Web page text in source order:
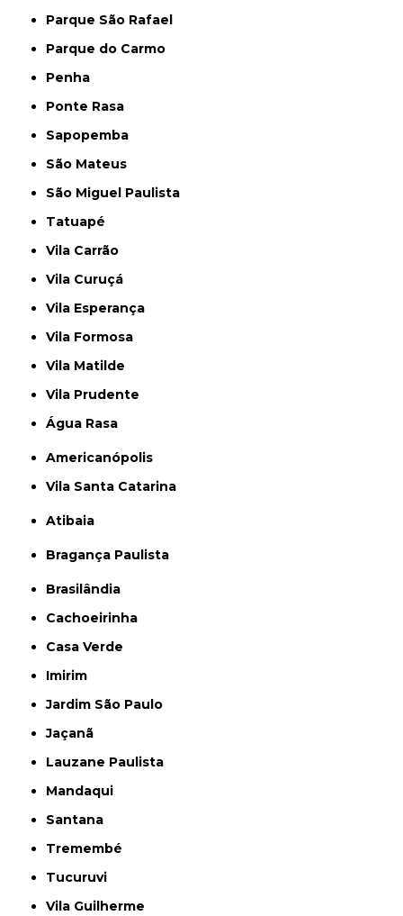
Parque São Rafael
Parque do Carmo
Penha
Ponte Rasa
Sapopemba
São Mateus
São Miguel Paulista
Tatuapé
Vila Carrão
Vila Curuçá
Vila Esperança
Vila Formosa
Vila Matilde
Vila Prudente
Água Rasa
Americanópolis
Vila Santa Catarina
Atibaia
Bragança Paulista
Brasilândia
Cachoeirinha
Casa Verde
Imirim
Jardim São Paulo
Jaçanã
Lauzane Paulista
Mandaqui
Santana
Tremembé
Tucuruvi
Vila Guilherme